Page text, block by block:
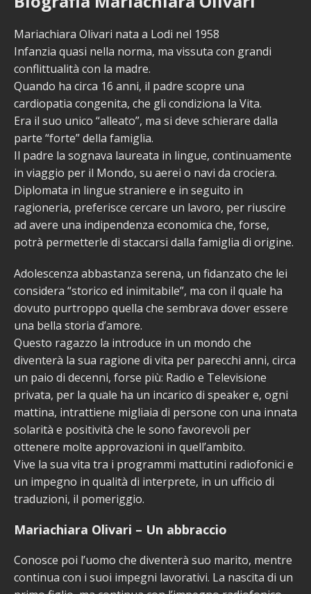
Mariachiara Olivari nata a Lodi nel 1958
Infanzia quasi nella norma, ma vissuta con grandi
conflittualità con la madre.
Quando ha circa 16 anni, il padre scopre una
cardiopatia congenita, che gli condiziona la Vita.
Era il suo unico “alleato”, ma si deve schierare dalla
parte “forte” della famiglia.
Il padre la sognava laureata in lingue, continuamente
in viaggio per il Mondo, su aerei o navi da crociera.
Diplomata in lingue straniere e in seguito in
ragioneria, preferisce cercare un lavoro, per riuscire
ad avere una indipendenza economica che, forse,
potrà permetterle di staccarsi dalla famiglia di origine.
Adolescenza abbastanza serena, un fidanzato che lei
considera “storico ed inimitabile”, ma con il quale ha
dovuto purtroppo quella che sembrava dover essere
una bella storia d’amore.
Questo ragazzo la introduce in un mondo che
diventerà la sua ragione di vita per parecchi anni, circa
un paio di decenni, forse più: Radio e Televisione
privata, per la quale ha un incarico di speaker e, ogni
mattina, intrattiene migliaia di persone con una innata
solarità e positività che le sono favorevoli per
ottenere molte approvazioni in quell’ambito.
Vive la sua vita tra i programmi mattutini radiofonici e
un impegno in qualità di interprete, in un ufficio di
traduzioni, il pomeriggio.
Mariachiara Olivari – Un abbraccio
Conosce poi l’uomo che diventerà suo marito, mentre
continua con i suoi impegni lavorativi. La nascita di un